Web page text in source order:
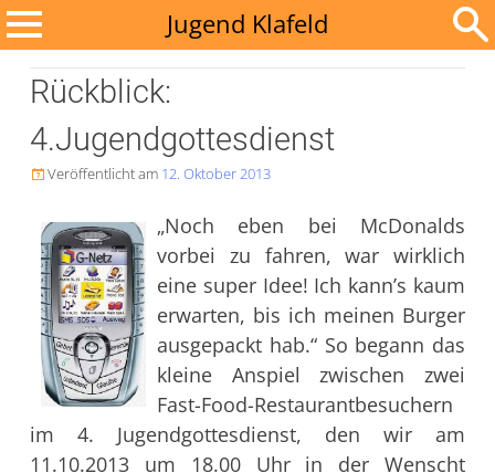
Zum
Inhalt
springen
Jugend Klafeld
Suchen
nach:Rückblick:
4.Jugendgottesdienst
Veröffentlicht am 12. Oktober 2013
„Noch eben bei McDonalds
vorbei zu fahren, war wirklich
eine super Idee! Ich kann’s kaum
erwarten, bis ich meinen Burger
ausgepackt hab.“ So begann das
kleine Anspiel zwischen zwei
Fast-Food-Restaurantbesuchern
im 4. Jugendgottesdienst, den wir am
11.10.2013 um 18.00 Uhr in der Wenscht